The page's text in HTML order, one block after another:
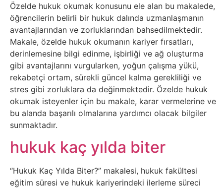
Hukuk
İnstagram
İnternet
İnternetten
Para
Kazanma
Kadın
Özelde hukuk okumak konusunu ele alan bu makalede,
öğrencilerin belirli bir hukuk dalında uzmanlaşmanın
avantajlarından ve zorluklarından bahsedilmektedir.
Makale, özelde hukuk okumanın kariyer fırsatları,
derinlemesine bilgi edinme, işbirliği ve ağ oluşturma
gibi avantajlarını vurgularken, yoğun çalışma yükü,
rekabetçi ortam, sürekli güncel kalma gerekliliği ve
stres gibi zorluklara da değinmektedir. Özelde hukuk
okumak isteyenler için bu makale, karar vermelerine ve
bu alanda başarılı olmalarına yardımcı olacak bilgiler
sunmaktadır.
hukuk kaç yılda biter
“Hukuk Kaç Yılda Biter?” makalesi, hukuk fakültesi
eğitim süresi ve hukuk kariyerindeki ilerleme süreci